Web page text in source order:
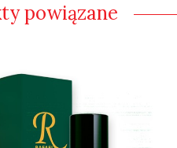
powiązane